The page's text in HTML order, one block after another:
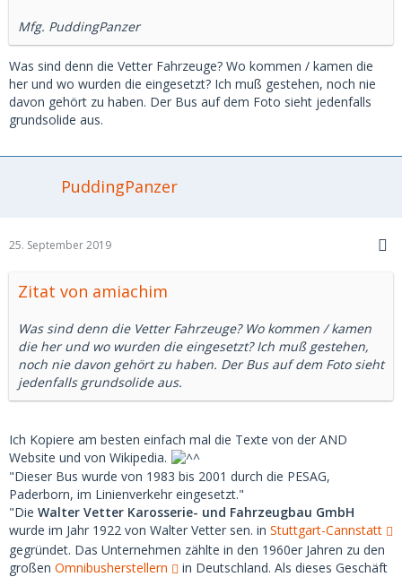
Mfg. PuddingPanzer
Was sind denn die Vetter Fahrzeuge? Wo kommen / kamen die
her und wo wurden die eingesetzt? Ich muß gestehen, noch nie
davon gehört zu haben. Der Bus auf dem Foto sieht jedenfalls
grundsolide aus.
PuddingPanzer
25. September 2019
Zitat von amiachim
Was sind denn die Vetter Fahrzeuge? Wo kommen / kamen
die her und wo wurden die eingesetzt? Ich muß gestehen,
noch nie davon gehört zu haben. Der Bus auf dem Foto sieht
jedenfalls grundsolide aus.
Ich Kopiere am besten einfach mal die Texte von der AND
Website und von Wikipedia.
"Dieser Bus wurde von 1983 bis 2001 durch die PESAG,
Paderborn, im Linienverkehr eingesetzt."
"Die Walter Vetter Karosserie- und Fahrzeugbau GmbH
wurde im Jahr 1922 von Walter Vetter sen. in Stuttgart-Cannstatt
gegründet. Das Unternehmen zählte in den 1960er Jahren zu den
großen Omnibusherstellern
in Deutschland. Als dieses Geschäft